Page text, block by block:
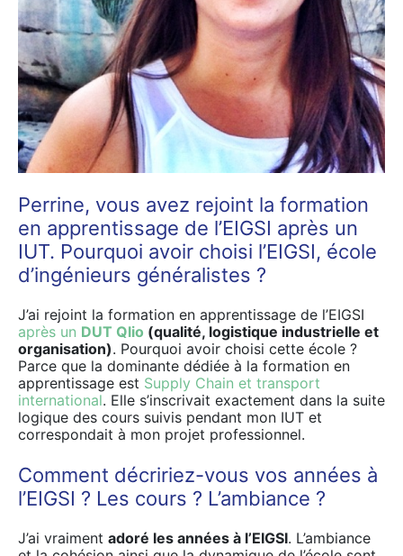
Perrine, vous avez rejoint la formation
en apprentissage de l’EIGSI après un
IUT. Pourquoi avoir choisi l’EIGSI, école
d’ingénieurs généralistes ?
J’ai rejoint la formation en apprentissage de l’EIGSI
après un DUT Qlio (qualité, logistique industrielle et
organisation). Pourquoi avoir choisi cette école ?
Parce que la dominante dédiée à la formation en
apprentissage est Supply Chain et transport
international. Elle s’inscrivait exactement dans la suite
logique des cours suivis pendant mon IUT et
correspondait à mon projet professionnel.
Comment décririez-vous vos années à
l’EIGSI ? Les cours ? L’ambiance ?
J’ai vraiment adoré les années à l’EIGSI. L’ambiance